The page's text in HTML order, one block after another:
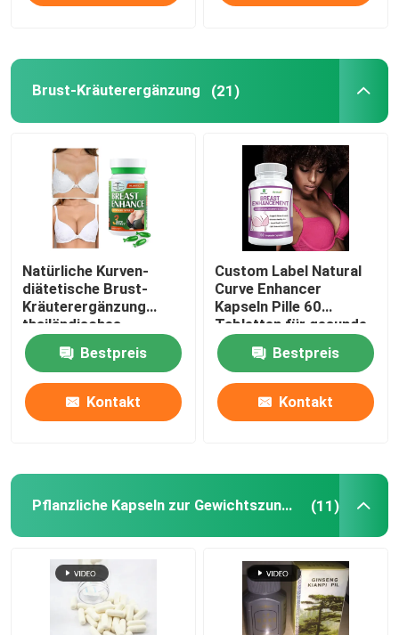
Brust-Kräuterergänzung (21)
Natürliche Kurven-
diätetische Brust-
Kräuterergänzung
thailändisches
Pueraria-Pulver
Bestpreis
Kontakt
Custom Label Natural
Curve Enhancer
Kapseln Pille 60
Tabletten für gesunde
Frauen
Bestpreis
Kontakt
Pflanzliche Kapseln zur Gewichtszunahme (11)